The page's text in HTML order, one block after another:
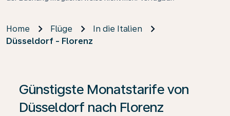
Home Flüge
In die Italien
Düsseldorf - Florenz
Günstigste Monatstarife von
Düsseldorf nach Florenz
Wenn keine Ergebnisse gefunden wurden, klicken